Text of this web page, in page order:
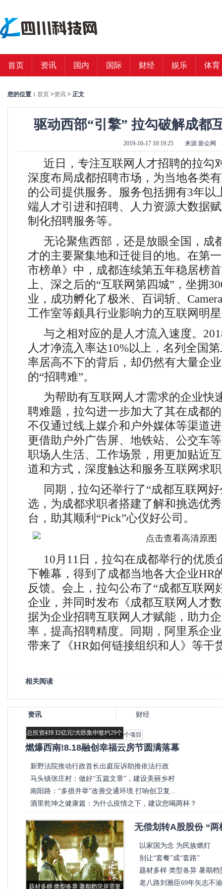
首页 资讯 国内 国际 财经 娱乐 体育
您的位置： 首页 >资讯 > 正文
驱动西部“引擎” 拉勾破解成都
2019-10-17 10:19:25 来源:新众网
近日，专注互联网人才招聘的拉勾
深度布局成都招聘市场，为当地各类
的公司提供服务。服务包括拥有3年以
端人才引进和招聘、人力资源大数据
制化招聘服务等。
无论聚焦西部，还是放眼全国，成
才的主要聚集地和迁徙目的地。在第
市榜单》中，成都连续第五年稳居榜
上、深之后的“互联网第四城”，坐拥
业，成功孵化了极米、百词斩、
工作室等颇具行业影响力的互联网明
与之相对应的是人才流入速度。
人才净流入率达10%以上，名列全国
率居高不下的背后，却仍然有大量企
的“招聘难”。
为帮助有互联网人才需求的企业快
聘难题，拉勾进一步加大了其在成都
不仅通过线上媒介和户外媒体等渠道
更借助户外广告屏、地铁站、公交车
职场人生活、工作场景，用更加贴近
道和方式，深度触达和服务互联网求
同期，拉勾还举行了“成都互联网
选，为成都求职者搭建了解和挑选优
台，助其顺利“Pick”心仪好公司。
10月11日，拉勾在成都举行的优质
下帷幕，得到了成都当地各大企业HR
反馈。会上，拉勾公布了“成都互联网
企业，并同时发布《成都互联网人才
据为企业招聘互联网人才赋能，助力
率，提高招聘精度。同期，阿里系企
带来了《HR如何链接组织和人》等干
相关阅读
资讯
国内
财经
娱乐
总投资419.12亿元!大邑...
总投资419.12亿元!大邑集中签约29个
项目
燃爆西南!8.18融创幸福云房节圆满落幕
新野法院推动行政首长出庭应诉助推依法行政
马头镇张庄村：做好“五篇文章”，建设美丽乡村
南阳路：“多措并举”改善交通环境 打响创卫复...
酒里乾坤之健康篇：为什么疫情之下，建议您喝两杯？
题材多样 类型各异 ...
题材多样 类型各异 暑期档荧屏需要
无偿划转A股股份 “两
以家国为念 为民族燃灯
别让“套餐”成“套路”
题材多样 类型各异 暑期档
老八路刘雅臣69年矢志不